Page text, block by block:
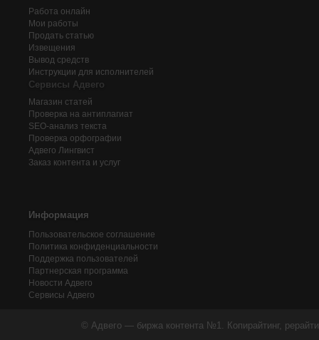
Работа онлайн
Мои работы
Продать статью
Извещения
Вывод средств
Инструкции для исполнителей
Сервисы Адвего
Магазин статей
Проверка на антиплагиат
SEO-анализ текста
Проверка орфографии
Адвего Лингвист
Заказ контента и услуг
Информация
Пользовательское соглашение
Политика конфиденциальности
Поддержка пользователей
Партнерская программа
Новости Адвего
Сервисы Адвего
© Адвего — биржа контента №1. Копирайтинг,